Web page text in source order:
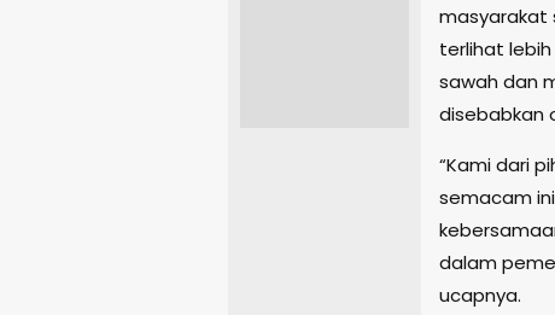
masyarakat
terlihat
sawah dan
disebabkan
“Kami dari
semacam
dalam
ucapnya.